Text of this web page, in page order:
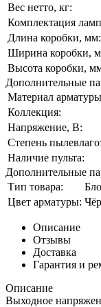
Вес нетто, кг:
Комплектация
Длина коробки, мм:
Ширина коробки,
Высота коробки,
Дополнительные
Материал
Коллекция:
Напряжение, В:
Степень
Наличие пульта:
Дополнительные
Тип товара:
Цвет арматуры:
Описание
Отзывы
Доставка
Гарантия и
Описание
Выходное